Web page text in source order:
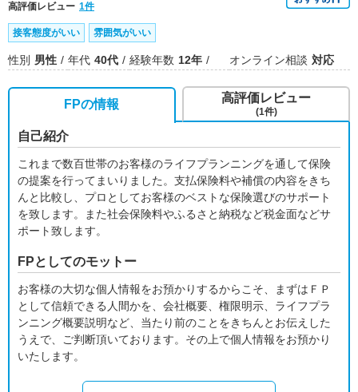
高評価レビュー 1件
接客態度がいい 雰囲気がいい
性別 男性 年代 40代 経験年数 12年 オンライン相談 対応
FPの情報
自己紹介
これまで数百世帯のお客様のライフプランニングを通して保険
の提案を行ってまいりました。支払保険料や補償の内容をきち
んと比較し、プロとしてお客様のベストな保険選びのサポート
を致します。また社会保険料やふるさと納税など税金面などサ
ポート致します。
FPとしてのモットー
お客様の大切な個人情報をお預かりするからこそ、まずはＦＰ
として信頼できる人間かを、会社概要、権限明示、ライフプラ
ンニング概要説明など、当たり前のことをきちんとお伝えした
うえで、ご判断頂いております。その上で個人情報をお預かり
いたします。
高評価レビュー
(1件)